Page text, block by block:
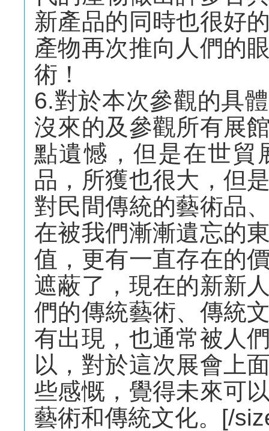
新產品的同時也很好
產物再次推向人們的
術！
6.對於本次參觀的具
沒來的及參觀所有展
點遺憾，但是在世貿
品，所獲也很大，但
對民間傳統的藝術品
在被我們漸漸遺忘的
值，更有一直存在的
遮蔽了，現在的新新
們的傳統藝術、傳統
有出現，也通常被人
以，對於這次展會上
些感慨，覺得未來可
藝術和傳統文化。[/